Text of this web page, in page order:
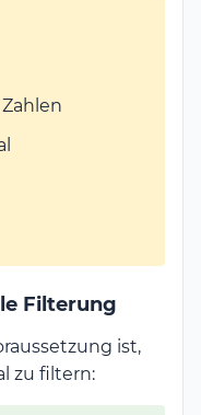
Filterung
ist,
zu filtern: